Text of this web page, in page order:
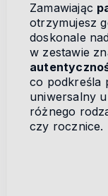
Zamawiając
otrzymujesz
doskonale
w zestawie
co podkreśla
uniwersalny
różnego
czy rocznice.